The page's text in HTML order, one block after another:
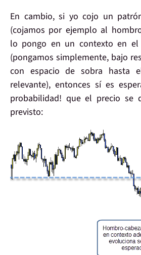
En cambio, si yo cojo un
(cojamos por ejemplo al
lo pongo en un contexto en el
(pongamos simplemente, bajo
con espacio de sobra hasta
relevante), entonces sí es
probabilidad! que el precio se
previsto: